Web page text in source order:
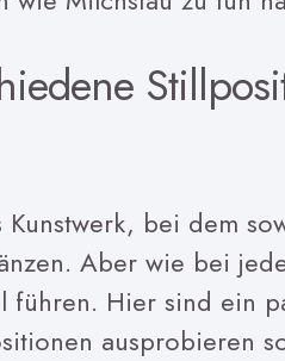
bei dem
Aber wie bei
führen. Hier sind ein
ausprobieren